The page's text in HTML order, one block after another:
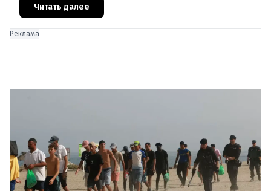
ускоренного присоединения
Читать далее
Реклама